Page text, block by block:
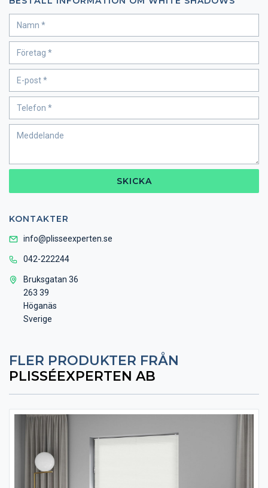
SKICKA
KONTAKTER
info@plisseexperten.se
042-222244
Bruksgatan 36
263 39
Höganäs
Sverige
FLER PRODUKTER FRÅN
PLISSÉEXPERTEN AB